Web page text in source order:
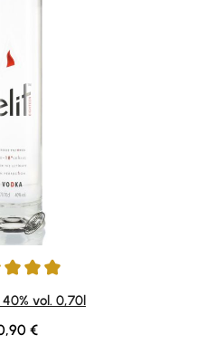
von 4.91 von 5 Sternen
vol. 0,70l
Preis:
€